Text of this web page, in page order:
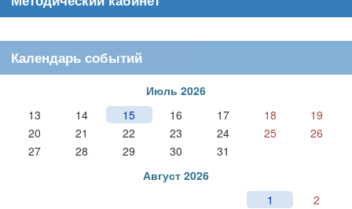
Календарь событий
Июль 2026
13
14 15 16 17 18
19
20
21 22 23 24 25
26
27
28 29 30
31
Август 2026
1
2